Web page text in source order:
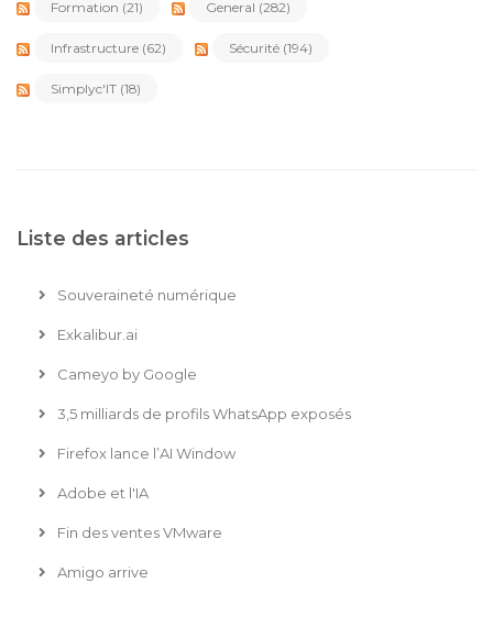
Formation (21) General (282)
Infrastructure (62) Sécurité (194)
Simplyc'IT (18)
Liste des articles
Souveraineté numérique
Exkalibur.ai
Cameyo by Google
3,5 milliards de profils WhatsApp exposés
Firefox lance l’AI Window
Adobe et l'IA
Fin des ventes VMware
Amigo arrive